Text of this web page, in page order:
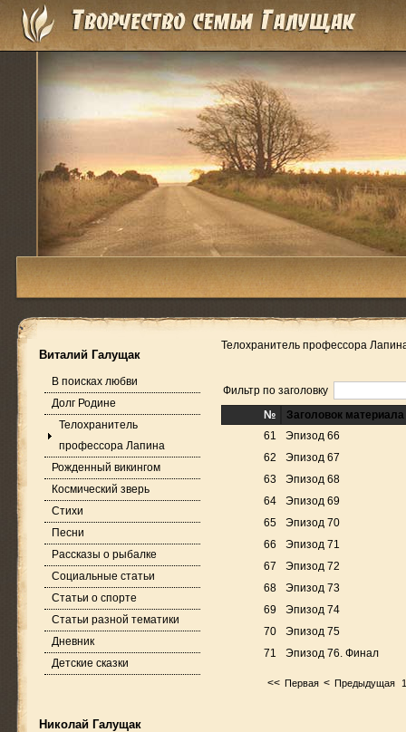
Виталий Галущак
В поисках любви
Долг Родине
Телохранитель
профессора Лапина
Рожденный викингом
Космический зверь
Стихи
Песни
Рассказы о рыбалке
Социальные статьи
Статьи о спорте
Статьи разной тематики
Дневник
Детские сказки
Николай Галущак
Телохранитель профессора
Фильтр по заголовку
№
Заголовок материала
61
Эпизод 66
62
Эпизод 67
63
Эпизод 68
64
Эпизод 69
65
Эпизод 70
66
Эпизод 71
67
Эпизод 72
68
Эпизод 73
69
Эпизод 74
70
Эпизод 75
71
Эпизод 76. Финал
<< Первая < Предыдущая 1